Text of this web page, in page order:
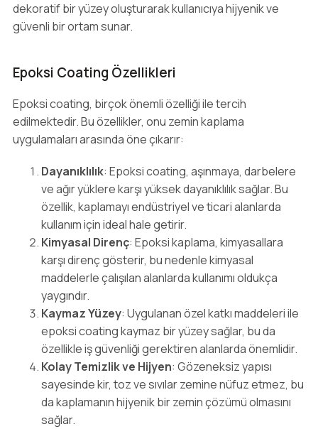
dekoratif bir yüzey oluşturarak kullanıcıya hijyenik ve
güvenli bir ortam sunar.
Epoksi Coating Özellikleri
Epoksi coating, birçok önemli özelliği ile tercih
edilmektedir. Bu özellikler, onu zemin kaplama
uygulamaları arasında öne çıkarır:
Dayanıklılık: Epoksi coating, aşınmaya, darbelere
ve ağır yüklere karşı yüksek dayanıklılık sağlar. Bu
özellik, kaplamayı endüstriyel ve ticari alanlarda
kullanım için ideal hale getirir.
Kimyasal Direnç: Epoksi kaplama, kimyasallara
karşı direnç gösterir, bu nedenle kimyasal
maddelerle çalışılan alanlarda kullanımı oldukça
yaygındır.
Kaymaz Yüzey: Uygulanan özel katkı maddeleri ile
epoksi coating kaymaz bir yüzey sağlar, bu da
özellikle iş güvenliği gerektiren alanlarda önemlidir.
Kolay Temizlik ve Hijyen: Gözeneksiz yapısı
sayesinde kir, toz ve sıvılar zemine nüfuz etmez, bu
da kaplamanın hijyenik bir zemin çözümü olmasını
sağlar.